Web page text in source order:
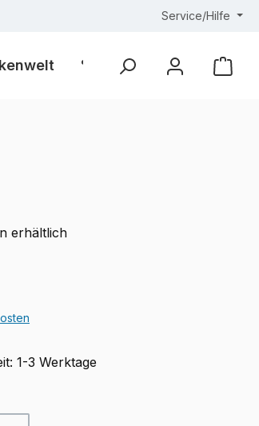
Service/Hilfe
% Outlet %
erhältlich
1-3 Werktage